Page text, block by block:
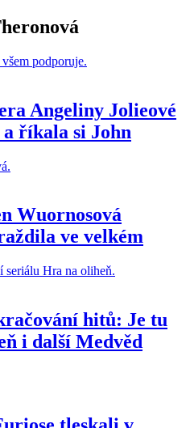
Angeliny Jolieové
říkala si John
Wuornosová
ve velkém
hitů: Je tu
i další Medvěd